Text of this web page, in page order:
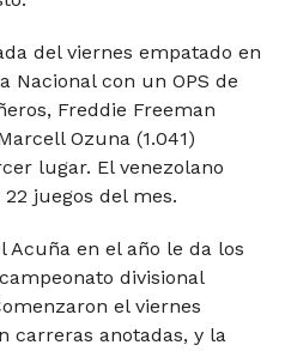
del viernes empatado en
Nacional con un OPS de
Freddie Freeman
Ozuna (1.041)
lugar. El venezolano
juegos del mes.
Acuña en el año le da los
divisional
el viernes
carreras anotadas, y la